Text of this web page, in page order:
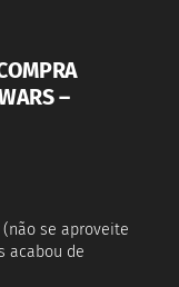
–
se aproveite
acabou de